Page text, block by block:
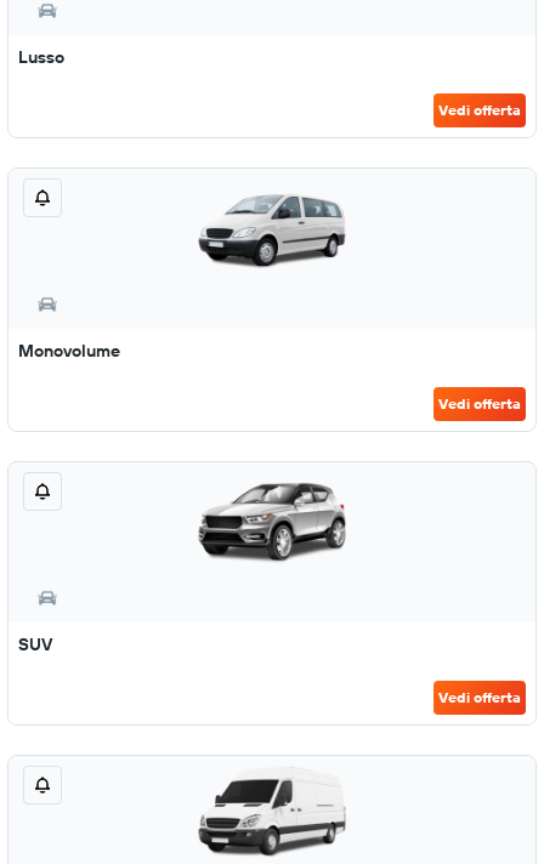
Lusso
Vedi offerta
Monovolume
Vedi offerta
SUV
Vedi offerta